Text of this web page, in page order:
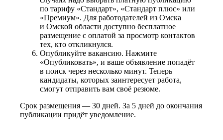
по тарифу «Стандарт», «Стандарт плюс» или
«Премиум». Для работодателей из Омска
и Омской области доступно бесплатное
размещение с оплатой за просмотр контактов
тех, кто откликнулся.
Опубликуйте вакансию. Нажмите
«Опубликовать», и ваше объявление попадёт
в поиск через несколько минут. Теперь
кандидаты, которых заинтересует работа,
смогут отправить вам своё резюме.
Срок размещения — 30 дней. За 5 дней до окончания
публикации придёт уведомление.